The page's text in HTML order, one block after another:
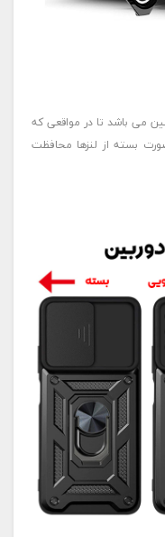
می باشد تا در مواقعی که
بسته از لنزها محافظت